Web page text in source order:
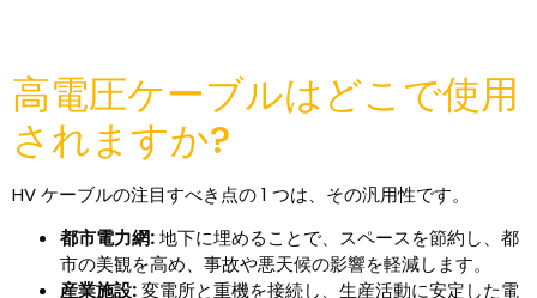
高電圧ケーブルはどこで使用
されますか?
HV ケーブルの注目すべき点の 1 つは、その汎用性です。
都市電力網:地下に埋めることで、スペースを節約し、都
市の美観を高め、事故や悪天候の影響を軽減します。
産業施設:変電所と重機を接続し、生産活動に安定した電